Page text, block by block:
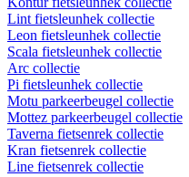
Lint fietsleunhek collectie
Leon fietsleunhek collectie
Scala fietsleunhek collectie
Arc collectie
Pi fietsleunhek collectie
Motu parkeerbeugel collectie
Mottez parkeerbeugel collectie
Taverna fietsenrek collectie
Kran fietsenrek collectie
Line fietsenrek collectie